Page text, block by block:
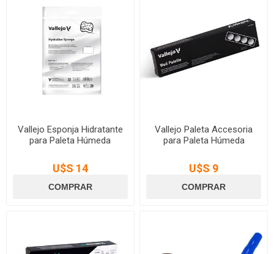
Vallejo Esponja Hidratante
para Paleta Húmeda
U$S 14
Vallejo Paleta Accesoria
para Paleta Húmeda
U$S 9